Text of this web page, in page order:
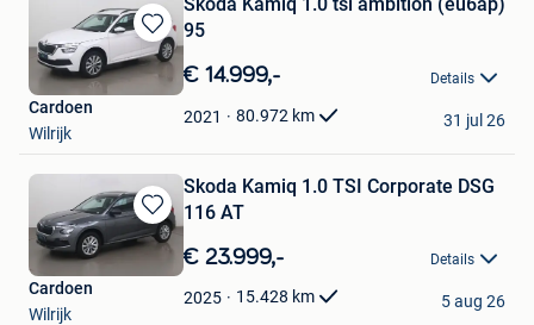
Bewaren
in
Favorieten
Skoda Kamiq 1.0 tsi ambition (eu6ap)
95
€ 14.999,- Details
2021 80.972 km
Cardoen
Wilrijk
31 jul 26
Bewaren
in
Favorieten
Skoda Kamiq 1.0 TSI Corporate DSG
116 AT
€ 23.999,- Details
2025 15.428 km
Cardoen
Wilrijk
5 aug 26